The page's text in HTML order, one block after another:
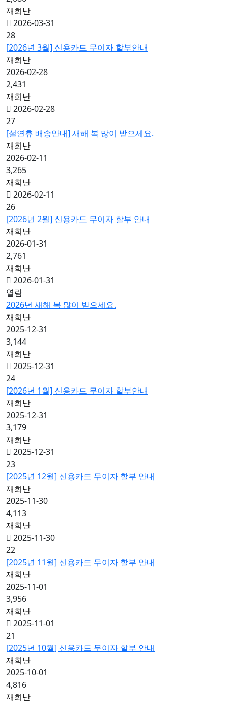
재희난
2026-03-31
28
[2026년 3월] 신용카드 무이자 할부안내
재희난
2026-02-28
2,431
재희난
2026-02-28
27
[설연휴 배송안내] 새해 복 많이 받으세요.
재희난
2026-02-11
3,265
재희난
2026-02-11
26
[2026년 2월] 신용카드 무이자 할부 안내
재희난
2026-01-31
2,761
재희난
2026-01-31
열람
2026년 새해 복 많이 받으세요.
재희난
2025-12-31
3,144
재희난
2025-12-31
24
[2026년 1월] 신용카드 무이자 할부안내
재희난
2025-12-31
3,179
재희난
2025-12-31
23
[2025년 12월] 신용카드 무이자 할부 안내
재희난
2025-11-30
4,113
재희난
2025-11-30
22
[2025년 11월] 신용카드 무이자 할부 안내
재희난
2025-11-01
3,956
재희난
2025-11-01
21
[2025년 10월] 신용카드 무이자 할부 안내
재희난
2025-10-01
4,816
재희난